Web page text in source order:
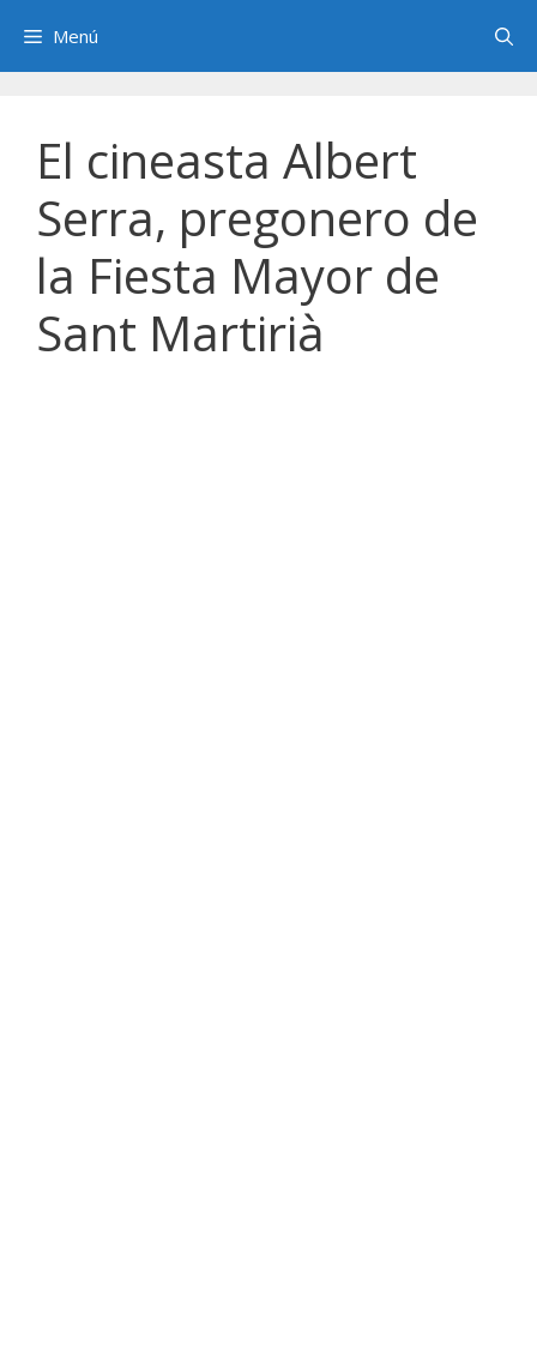
contenido
Menú
El cineasta Albert
Serra, pregonero de
la Fiesta Mayor de
Sant Martirià